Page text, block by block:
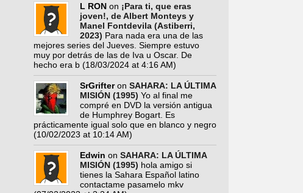
L RON on ¡Para ti, que eras
joven!, de Albert Monteys y
Manel Fontdevila (Astiberri,
2023) Para nada era una de las
mejores series del Jueves. Siempre estuvo
muy por detrás de las de Iva u Oscar. De
hecho era b (18/03/2024 at 4:16 AM)
SrGrifteron SAHARA: LA ÚLTIMA
MISIÓN (1995) Yo al final me
compré en DVD la versión antigua
de Humphrey Bogart. Es
prácticamente igual solo que en blanco y negro
(10/02/2023 at 10:14 AM)
Edwin on SAHARA: LA ÚLTIMA
MISIÓN (1995) hola amigo si
tienes la Sahara Español latino
contactame pasamelo mkv